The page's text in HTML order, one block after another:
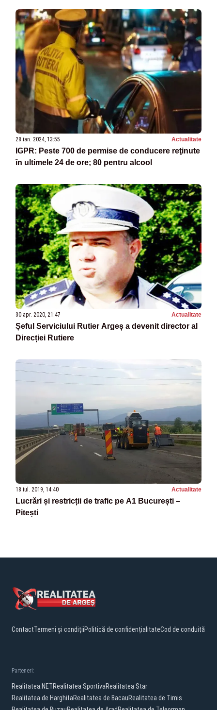
28 ian. 2024, 13:55 Actualitate
IGPR: Peste 700 de permise de conducere reţinute
în ultimele 24 de ore; 80 pentru alcool
30 apr. 2020, 21:47 Actualitate
Șeful Serviciului Rutier Argeș a devenit director al
Direcției Rutiere
18 iul. 2019, 14:40 Actualitate
Lucrări și restricții de trafic pe A1 București –
Pitești
ContactTermeni și condițiiPolitică de confidențialitateCod de conduită
Parteneri:
Realitatea.NETRealitatea SportivaRealitatea Star
Realitatea de HarghitaRealitatea de BacauRealitatea de Timis